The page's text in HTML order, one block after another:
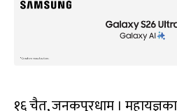
१६ चैत, जनकपुरधाम ।